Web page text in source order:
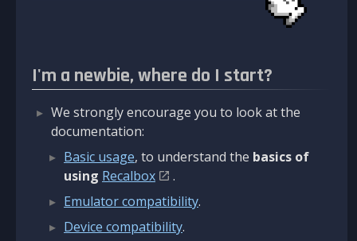
I'm a newbie, where do I start?
We strongly encourage you to look at the
documentation:
Basic usage, to understand the basics of
using Recalbox
.
Emulator compatibility.
Device compatibility.